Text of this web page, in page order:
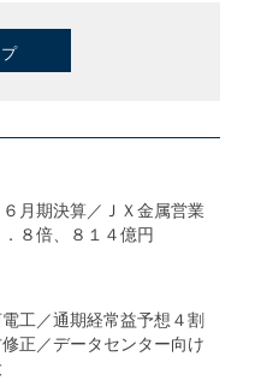
６月期決算／ＪＸ金属営業
８倍、８１４億円
工／通期経常益予想４割
修正／データセンター向け